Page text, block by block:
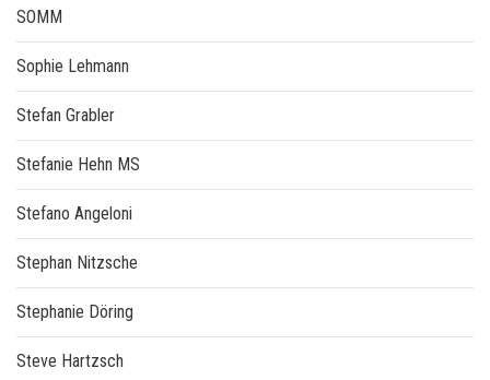
SOMM
Sophie Lehmann
Stefan Grabler
Stefanie Hehn MS
Stefano Angeloni
Stephan Nitzsche
Stephanie Döring
Steve Hartzsch